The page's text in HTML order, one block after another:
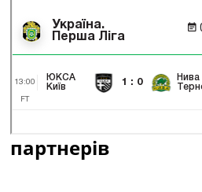
партнерів